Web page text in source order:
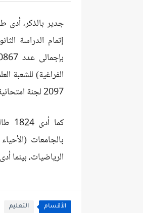
جدير بالذكر، أدى
2097 لجنة امتحانية على مستوى الجمهورية.
بالجامعات
الرياضيات، بينما أدى 255 طالبا/ طالبة من طلاب مدارس المكفوفين امتحان مادة الإحصاء.
الأقسام التعليم